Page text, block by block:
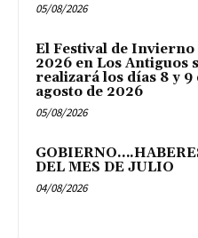
05/08/2026
El Festival de Invierno
2026 en Los Antiguos
realizará los días 8 y 9
agosto de 2026
05/08/2026
DEL MES DE JULIO
04/08/2026